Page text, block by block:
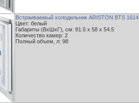
Встраиваемый холодильник ARISTON BTS 1614
Цвет: белый
Габариты (ВxШxГ), см: 81.5 x 58 x 54.5
Количество камер: 2
Полный объем, л: 98